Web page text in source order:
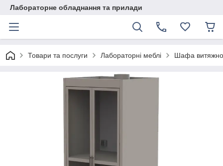
Лабораторне обладнання та прилади
Товари та послуги Лабораторні меблі Шафа